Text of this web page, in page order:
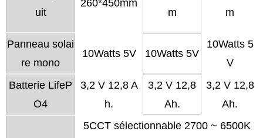
uit
260*450mm
m
m
Panneau solai
re mono
10Watts 5V 10Watts 5V
10Watts 5
V
Batterie LifeP
O4
3,2 V 12,8 A
h.
3,2 V 12,8
Ah.
3,2 V 12,8
Ah.
5CCT sélectionnable 2700 ~ 6500K